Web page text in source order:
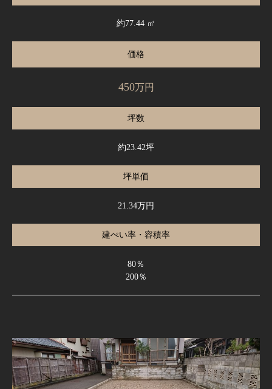
約77.44 ㎡
価格
450万円
坪数
約23.42坪
坪単価
21.34万円
建ぺい率・容積率
80％
200％